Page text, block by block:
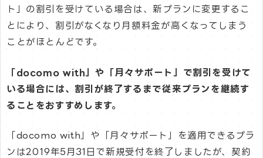
ト」の割引を受けている場合は、新プランに変更するこ
とにより、割引がなくなり月額料金が高くなってしまう
ことがほとんどです。
「docomo with」や「月々サポート」で割引を受けて
いる場合には、割引が終了するまで従来プランを継続す
ることをおすすめします。
「docomo with」や「月々サポート」を適用できるプラ
ンは2019年5月31日で新規受付を終了しましたが、契約